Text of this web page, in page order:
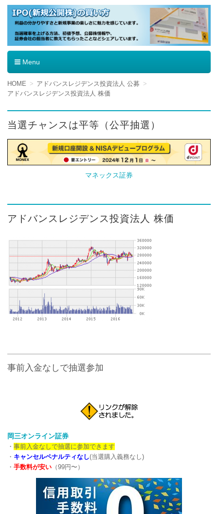
IPO（新規公開株）の買い方
Menu
コ
ン
ン
ツ
へ
移
動
HOME
アドバンスレジデンス投資法人 公募
アドバンスレジデンス投資法人 株価
当選チャンスは平等（公平抽選）
マネックス証券
アドバンスレジデンス投資法人 株価
事前入金なしで抽選参加
岡三オンライン証券
・ 事前入金なしで抽選に参加できます
・ キャンセルペナルティなし(当選購入義務なし)
・ 手数料が安い （99円〜）